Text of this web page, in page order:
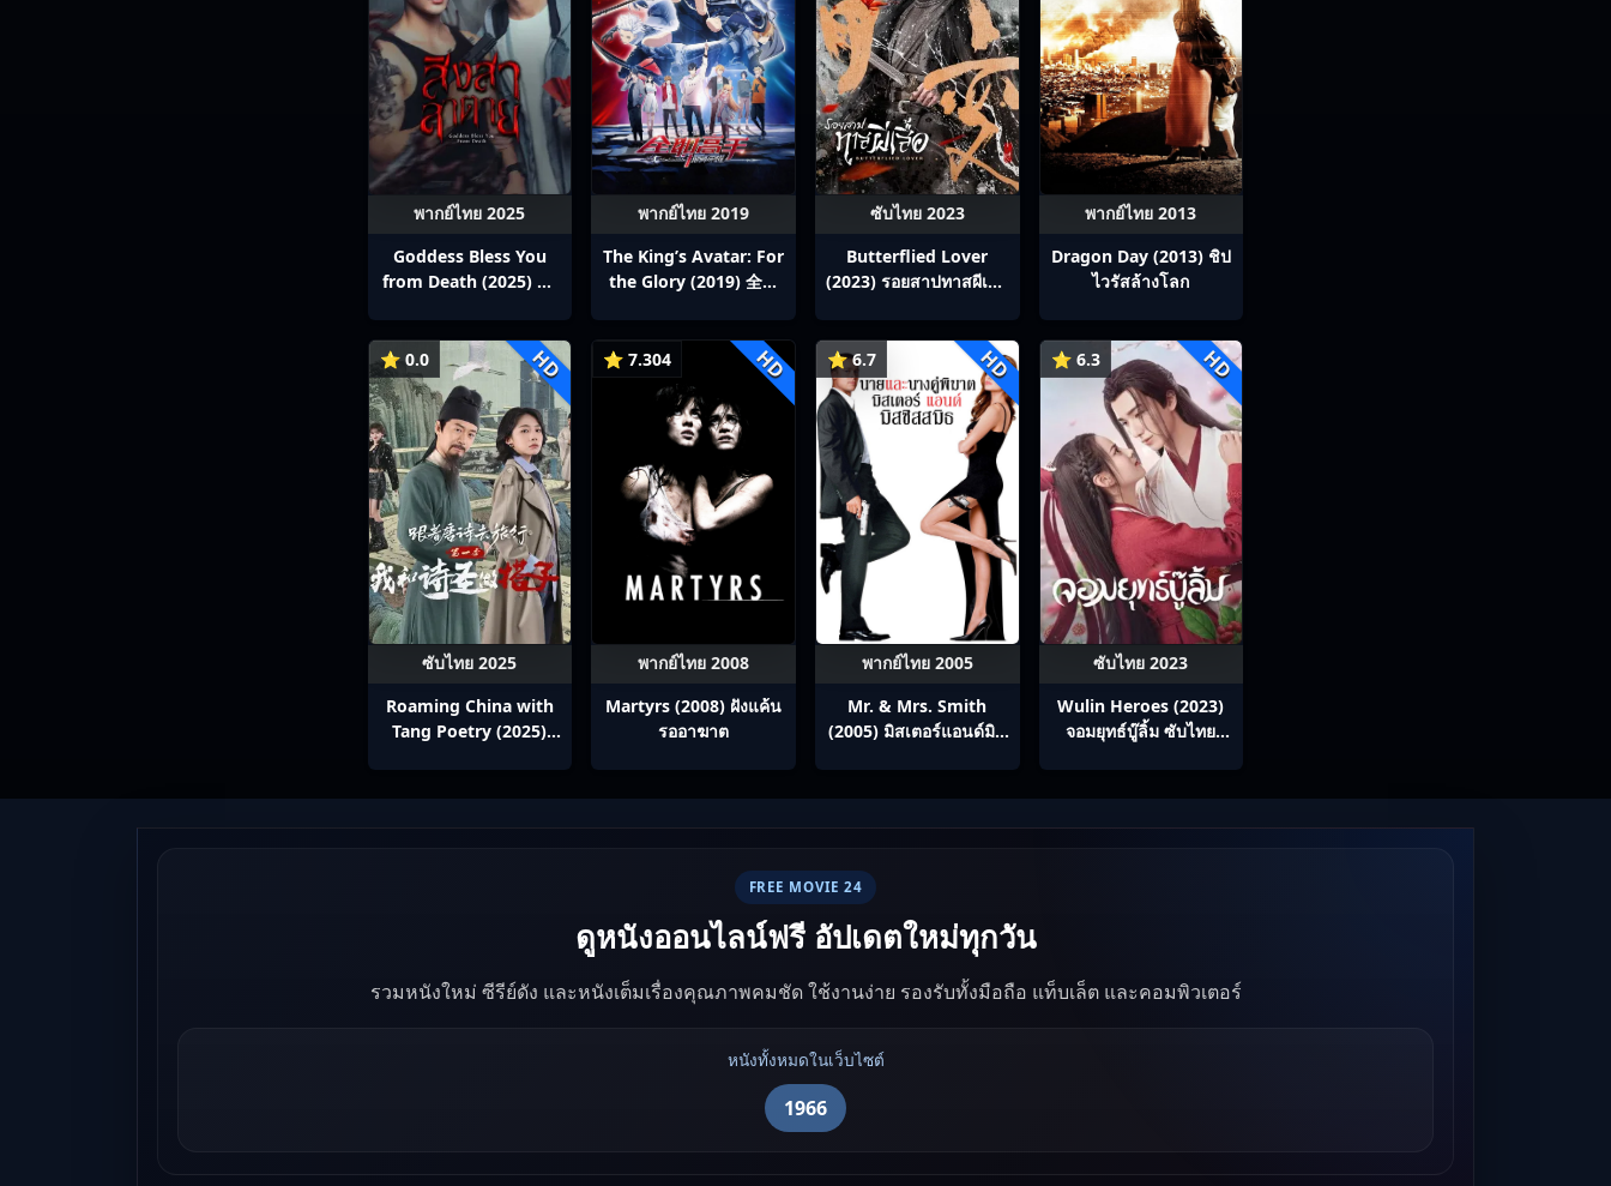
พากย์ไทย 2025
Goddess Bless You
from Death (2025) สิง
พากย์ไทย 2019
The King’s Avatar: For
the Glory (2019) 全职
ซับไทย 2023
Butterflied Lover
(2023) รอยสาปทาสผีเสื้อ
พากย์ไทย 2013
Dragon Day (2013) ชิป
ไวรัสล้างโลก
⭐ 0.0 HD
ซับไทย 2025
Roaming China with
Tang Poetry (2025)
ปรมาจารย์กวี ซับไทย
⭐ 7.304 HD
พากย์ไทย 2008
Martyrs (2008) ฝังแค้น
รออาฆาต
⭐ 6.7 HD
พากย์ไทย 2005
Mr. & Mrs. Smith
(2005) มิสเตอร์แอนด์มิส
⭐ 6.3 HD
ซับไทย 2023
Wulin Heroes (2023)
จอมยุทธ์บู๊ลิ้ม ซับไทย
FREE MOVIE 24
ดูหนังออนไลน์ฟรี อัปเดตใหม่ทุกวัน
รวมหนังใหม่ ซีรีย์ดัง และหนังเต็มเรื่องคุณภาพคมชัด ใช้งานง่าย รองรับทั้งมือถือ แท็บเล็ต และคอมพิวเตอร์
หนังทั้งหมดในเว็บไซต์
1966